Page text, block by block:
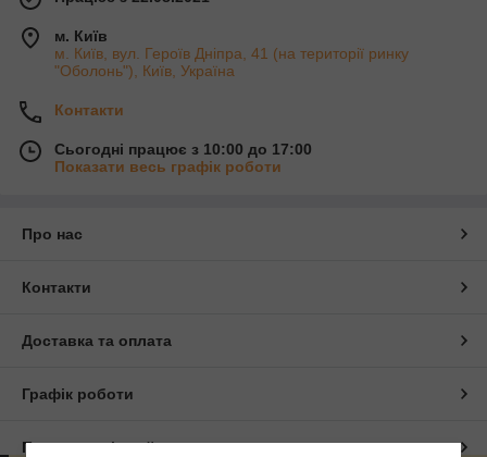
м. Київ
м. Київ, вул. Героїв Дніпра, 41 (на території ринку
"Оболонь"), Київ, Україна
Контакти
Сьогодні працює з 10:00 до 17:00
Показати весь графік роботи
Про нас
Контакти
Доставка та оплата
Графік роботи
Повна версія сайту